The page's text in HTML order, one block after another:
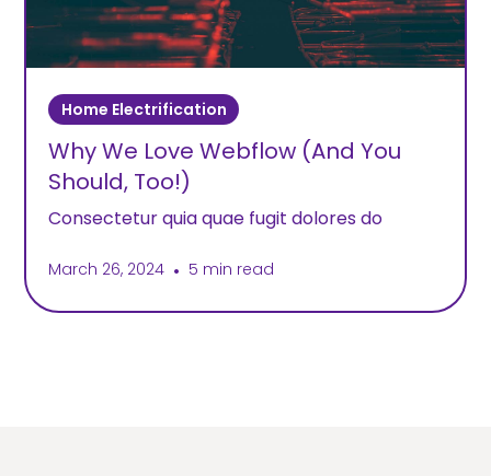
Home Electrification
Why We Love Webflow (And You
Should, Too!)
Consectetur quia quae fugit dolores do
March 26, 2024 • 5 min read